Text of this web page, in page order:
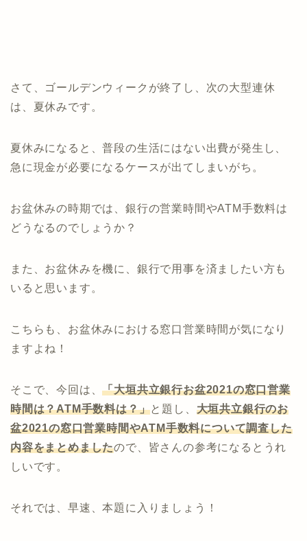
さて、ゴールデンウィークが終了し、次の大型連休
は、夏休みです。
夏休みになると、普段の生活にはない出費が発生し、
急に現金が必要になるケースが出てしまいがち。
お盆休みの時期では、銀行の営業時間やATM手数料は
どうなるのでしょうか？
また、お盆休みを機に、銀行で用事を済ましたい方も
いると思います。
こちらも、お盆休みにおける窓口営業時間が気になり
ますよね！
そこで、今回は、「大垣共立銀行お盆2021の窓口営業
時間は？ATM手数料は？」と題し、 大垣共立銀行のお
盆2021の窓口営業時間やATM手数料について調査した
内容をまとめましたので、皆さんの参考になるとうれ
しいです。
それでは、早速、本題に入りましょう！